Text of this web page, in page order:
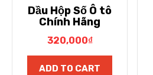
Dầu Hộp Số Ô tô
Chính Hãng
320,000₫
ADD TO CART